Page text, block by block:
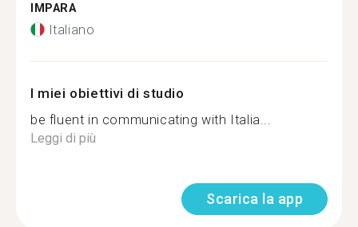
IMPARA
Italiano
I miei obiettivi di studio
be fluent in communicating with Italia...
Leggi di più
Scarica la app